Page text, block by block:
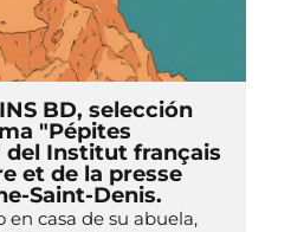
BD, selección
"Pépites
Institut français
et de la presse
Saint-Denis.
en casa de su abuela,